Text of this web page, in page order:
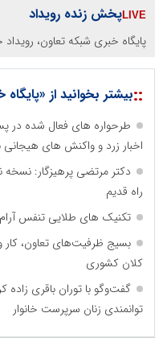
پخش زنده رویداد
پایگاه خبری شبکه تعاون،
::بیشتر بخوانید از
طرحواره های فعال شده در
اخبار زرد و واکنش های هیجانی
دکتر مرتضی پرهیزگار:
راه قدیم
تکنیک های طلایی تنفس
بسیج ظرفیت‌های تعاون، کار
کلان کشوری
گفت‌وگو با توران باقری‌ زاده
توانمندی زنان سرپرست خانوار